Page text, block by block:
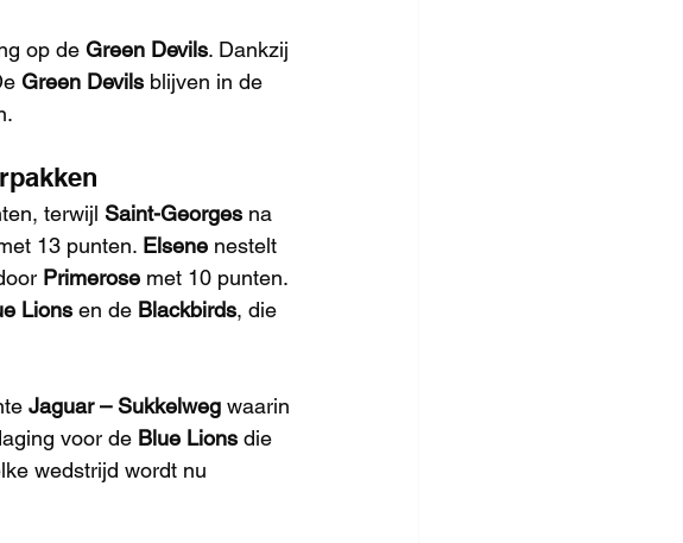
op de Green Devils. Dankzij
Green Devils blijven in de
terwijl Saint-Georges na
13 punten. Elsene nestelt
Primerose met 10 punten.
Lions en de Blackbirds, die
Jaguar – Sukkelweg waarin
voor de Blue Lions die
wedstrijd wordt nu